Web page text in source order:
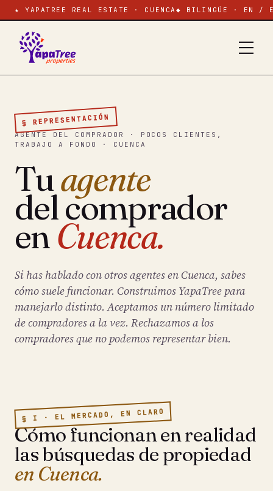
★ YAPATREE REAL ESTATE · CUENCA ◆ BILINGÜE · EN /
§ REPRESENTACIÓN
AGENTE DEL COMPRADOR · POCOS CLIENTES,
TRABAJO A FONDO · CUENCA
Tuagente
del comprador
enCuenca.
Si has hablado con otros agentes en Cuenca, sabes
cómo suele funcionar. Construimos YapaTree para
manejarlo distinto. Aceptamos un número limitado
de compradores a la vez. Rechazamos a los
compradores que no podemos representar bien.
§ I · EL MERCADO, EN CLARO
Cómo funcionan en realidad
las búsquedas de propiedad
en Cuenca.